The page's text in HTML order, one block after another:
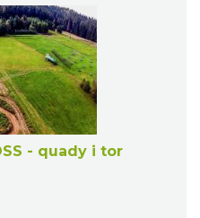
- quady i tor